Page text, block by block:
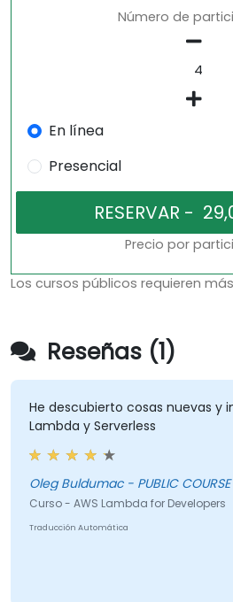
Número de
En línea
Presencial
Precio por
Los cursos públicos requieren
Reseñas (1)
He descubierto cosas nuevas y
Lambda y Serverless
Oleg Buldumac - PUBLIC COURSE
Curso - AWS Lambda for Developers
Traducción Automática